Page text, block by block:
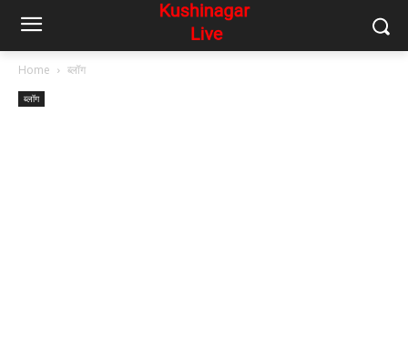
Home ब्लॉग
ब्लॉग